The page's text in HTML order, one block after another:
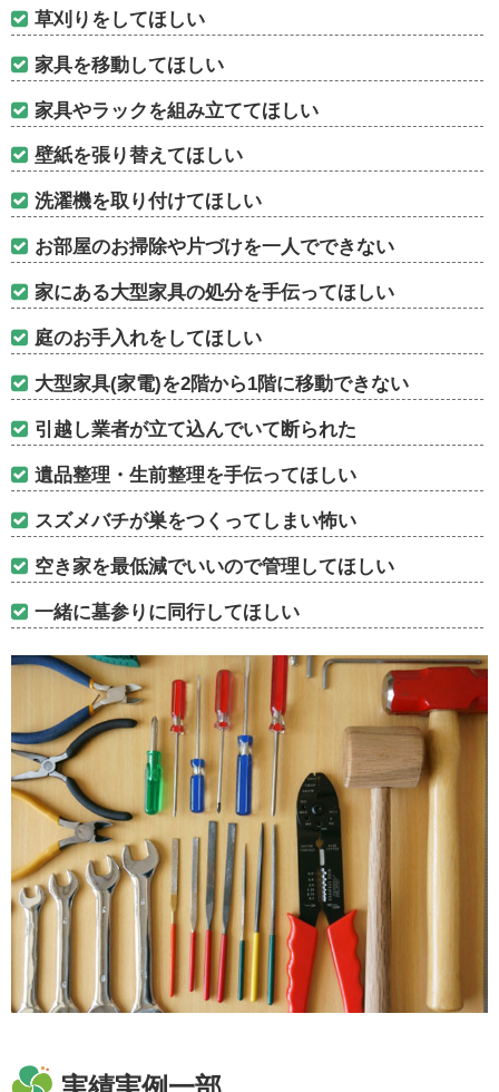
草刈りをしてほしい
家具を移動してほしい
家具やラックを組み立ててほしい
壁紙を張り替えてほしい
洗濯機を取り付けてほしい
お部屋のお掃除や片づけを一人でできない
家にある大型家具の処分を手伝ってほしい
庭のお手入れをしてほしい
大型家具(家電)を2階から1階に移動できない
引越し業者が立て込んでいて断られた
遺品整理・生前整理を手伝ってほしい
スズメバチが巣をつくってしまい怖い
空き家を最低減でいいので管理してほしい
一緒に墓参りに同行してほしい